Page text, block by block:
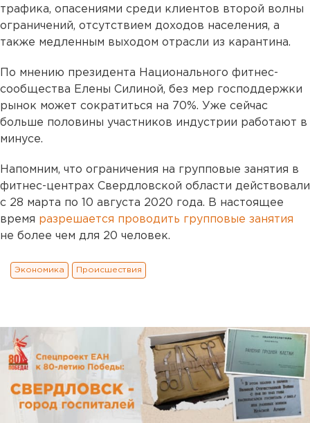
трафика, опасениями среди клиентов второй волны
ограничений, отсутствием доходов населения, а
также медленным выходом отрасли из карантина.
По мнению президента Национального фитнес-
сообщества Елены Силиной, без мер господдержки
рынок может сократиться на 70%. Уже сейчас
больше половины участников индустрии работают в
минусе.
Напомним, что ограничения на групповые занятия в
фитнес-центрах Свердловской области действовали
с 28 марта по 10 августа 2020 года. В настоящее
время разрешается проводить групповые занятия
не более чем для 20 человек.
Экономика Происшествия